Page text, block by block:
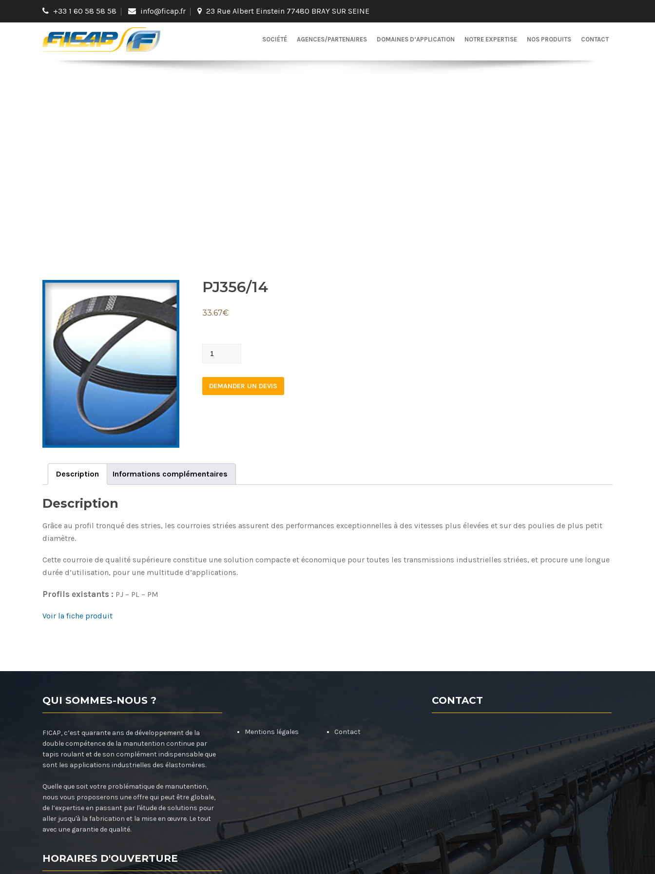
+33 1 60 58 58 58 info@ficap.fr 23 Rue Albert Einstein 77480 BRAY SUR SEINE
SOCIÉTÉ AGENCES/PARTENAIRES DOMAINES D’APPLICATION NOTRE EXPERTISE NOS PRODUITS CONTACT
PJ356/14
33.67€
PJ356/14
DEMANDER UN DEVIS
Description Informations complémentaires
Description
Grâce au profil tronqué des stries, les courroies striées assurent des performances exceptionnelles à des vitesses plus élevées et sur des poulies de plus petit
diamètre.
Cette courroie de qualité supérieure constitue une solution compacte et économique pour toutes les transmissions industrielles striées, et procure une longue
durée d’utilisation, pour une multitude d’applications.
Profils existants : PJ – PL – PM
Voir la fiche produit
QUI SOMMES-NOUS ?
FICAP, c’est quarante ans de développement de la
double compétence de la manutention continue par
tapis roulant et de son complément indispensable que
sont les applications industrielles des élastomères.
Quelle que soit votre problématique de manutention,
nous vous proposerons une offre qui peut être globale,
de l’expertise en passant par l'étude de solutions pour
aller jusqu'à la fabrication et la mise en œuvre. Le tout
avec une garantie de qualité.
HORAIRES D'OUVERTURE
Mentions légales Contact
CONTACT